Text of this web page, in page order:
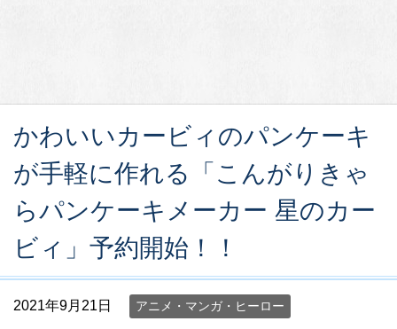
かわいいカービィのパンケーキ
が手軽に作れる「こんがりきゃ
らパンケーキメーカー 星のカー
ビィ」予約開始！！
2021年9月21日 アニメ・マンガ・ヒーロー